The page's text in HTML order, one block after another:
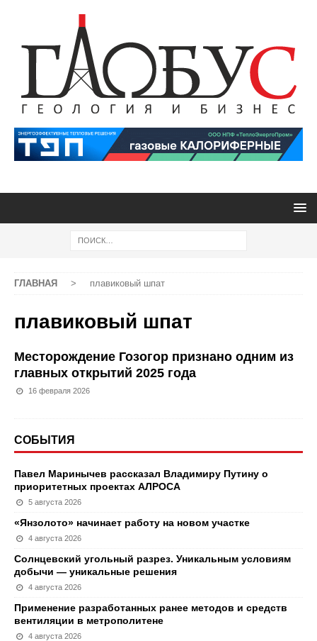
ГЛАВНАЯ > плавиковый шпат
плавиковый шпат
Месторождение Гозогор признано одним из
главных открытий 2025 года
16 февраля 2026
СОБЫТИЯ
Павел Маринычев рассказал Владимиру Путину о
приоритетных проектах АЛРОСА
5 августа 2026
«Янзолото» начинает работу на новом участке
4 августа 2026
Солнцевский угольный разрез. Уникальным условиям
добычи — уникальные решения
4 августа 2026
Применение разработанных ранее методов и средств
вентиляции в метрополитене
4 августа 2026